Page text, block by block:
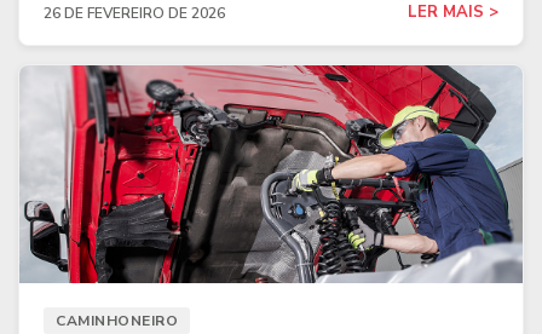
26 DE FEVEREIRO DE 2026 LER MAIS >
CAMINHONEIRO